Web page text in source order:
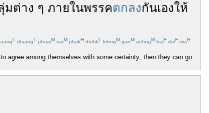
มต่าง ๆ ภายในพรรคตกลงกันเองให้
L dtaangL phaaiM naiM phakH dtohkL lohngM ganM aehngM haiF daiF siiaR
agree among themselves with some certainty; then they can go